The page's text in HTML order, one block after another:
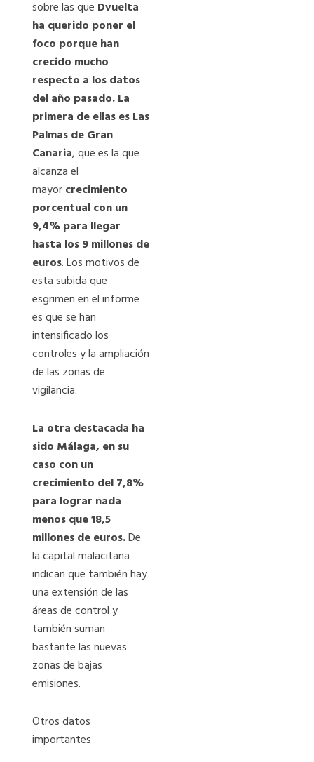
sobre las que Dvuelta
ha querido poner el
foco porque han
crecido mucho
respecto a los datos
del año pasado. La
primera de ellas es Las
Palmas de Gran
Canaria, que es la que
alcanza el
mayorcrecimiento
porcentual con un
9,4% para llegar
hasta los 9 millones de
euros. Los motivos de
esta subida que
esgrimen en el informe
es que se han
intensificado los
controles y la ampliación
de las zonas de
vigilancia.
La otra destacada ha
sido Málaga, en su
caso con un
crecimiento del 7,8%
para lograr nada
menos que 18,5
millones de euros.De
la capital malacitana
indican que también hay
una extensión de las
áreas de control y
también suman
bastante las nuevas
zonas de bajas
emisiones.
Otros datos
importantes